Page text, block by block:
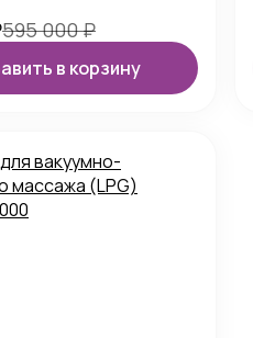
595 000₽
в корзину